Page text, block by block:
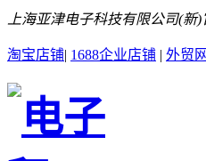
上海亚津电子科技有限公司(新)
淘宝店铺| 1688企业店铺 | 外贸